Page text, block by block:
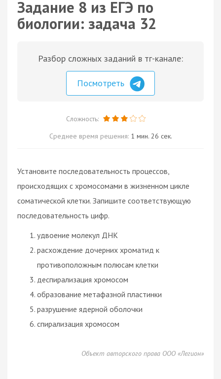
Задание 8 из ЕГЭ по
биологии: задача 32
Разбор сложных заданий в тг-канале:
Посмотреть
Сложность:
Среднее время решения: 1 мин. 26 сек.
Установите последовательность процессов,
происходящих с хромосомами в жизненном цикле
соматической клетки. Запишите соответствующую
последовательность цифр.
удвоение молекул ДНК
расхождение дочерних хроматид к
противоположным полюсам клетки
деспирализация хромосом
образование метафазной пластинки
разрушение ядерной оболочки
спирализация хромосом
Объект авторского права ООО «Легион»